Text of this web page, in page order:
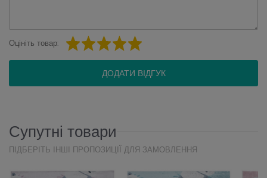
Оцініть товар:
ДОДАТИ ВІДГУК
Супутні товари
ПІДБЕРІТЬ ІНШІ ПРОПОЗИЦІЇ ДЛЯ ЗАМОВЛЕННЯ